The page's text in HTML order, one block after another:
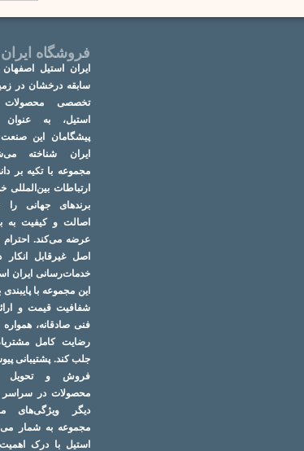
فروشگاه
ایران استیل
سابقه درخشان در
تخصصی محصولات
استیل، به
پیشگامان این
ایران شناخته
مجموعه با تکیه بر
ارتباطات بین‌المللی
برندهای جهانی را
اصالت و کیفیت به
عرضه می‌کند.
اصل غیرقابل
خدمات‌رسانی ایران
این مجموعه با پایبندی
شفافیت قیمت و
فنی صادقانه، همواره
رضایت کامل
جلب کند. پشتیبانی
فروش و تحویل
محصولات در سراسر
دیگر ویژگی‌های
مجموعه به شمار
استیل با درک